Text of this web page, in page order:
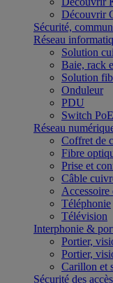
Découvrir
Sécurité,
Réseau
Solution
Baie, rack
Solution
Onduleur
PDU
Switch PoE
Réseau
Coffret de
Fibre
Prise et
Câble
Accessoire
Téléphonie
Télévision
Interphonie &
Portier,
Portier,
Carillon et
Sécurité des accès